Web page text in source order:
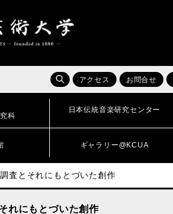
アクセス お問合せ
科
日本伝統音楽研究センター
ギャラリー@KCUA
査とそれにもとづいた創作
れにもとづいた創作